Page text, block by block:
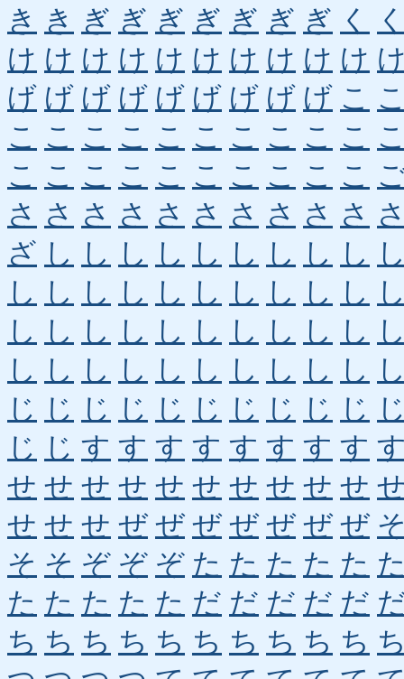
き き ぎ ぎ ぎ ぎ ぎ ぎ ぎ く
け け け け け け け け け け
げ げ げ げ げ げ げ げ げ こ
こ こ こ こ こ こ こ こ こ こ
こ こ こ こ こ こ こ こ こ こ
さ さ さ さ さ さ さ さ さ さ
ざ し し し し し し し し し
し し し し し し し し し し
し し し し し し し し し し
し し し し し し し し し し
じ じ じ じ じ じ じ じ じ じ
じ じ す す す す す す す す
せ せ せ せ せ せ せ せ せ せ
せ せ せ ぜ ぜ ぜ ぜ ぜ ぜ ぜ
そ そ ぞ ぞ ぞ た た た た た
た た た た た だ だ だ だ だ
ち ち ち ち ち ち ち ち ち ち